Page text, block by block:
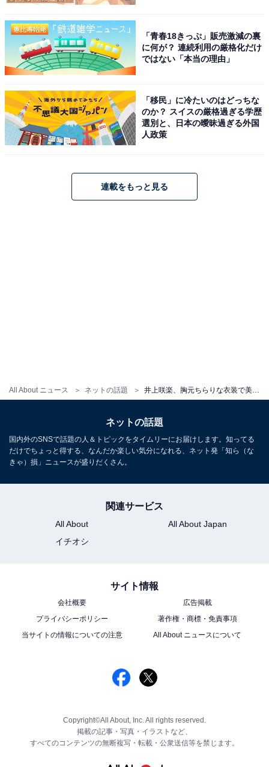
All About ニュース ネットの話題
「青春18きっぷ」販売激減の裏
に何が？ 連続利用の厳格化だけ
ではない「本当の理由」
「移民」に冷たいのはどっちな
のか？ スイスの厳格過ぎる学歴
選別と、日本の曖昧過ぎる外国
人政策
連載をもっと見る
ネットの話題
国内外のSNSで話題の人＆トピックをタイムリーにお届けします。知ってる
だけでちょっと得する、なんだか楽しい気分になれる、ネット発「知ら（な
きゃ）損」ニュースが盛りだくさん。
関連サービス
All About
All About Japan
イチオシ
サイト情報
会社概要
広告掲載
プライバシーポリシー
著作権・商標・免責事項
当サイトの情報についての注意
All About ニュースについて
Copyright©All About, Inc. All rights reserved.
掲載の記事・写真・イラストなど、
すべてのコンテンツの無断複写・転載・公衆送信等を禁じます。